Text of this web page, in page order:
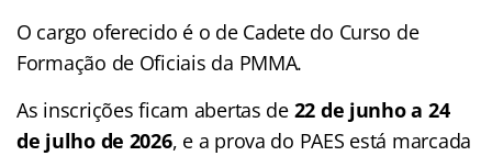
O cargo oferecido é o de Cadete do Curso de
Formação de Oficiais da PMMA.
As inscrições ficam abertas de22 de junho a 24
de julho de 2026, e a prova do PAES está marcada